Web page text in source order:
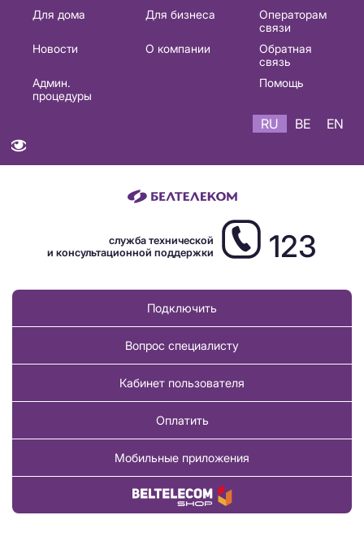
Основная
навигация
Для дома Для бизнеса
Операторам
связи
Новости
О компании
Обратная
связь
Админ.
процедуры
Помощь
RU BE EN
служба технической
и консультационной поддержки
123
Подключить
Вопрос специалисту
Кабинет пользователя
Оплатить
Мобильные приложения
Купить товар